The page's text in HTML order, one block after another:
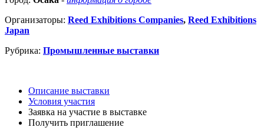
Организаторы: Reed Exhibitions Companies, Reed Exhibitions
Japan
Рубрика: Промышленные выставки
Описание выставки
Условия участия
Заявка на участие в выставке
Получить приглашение